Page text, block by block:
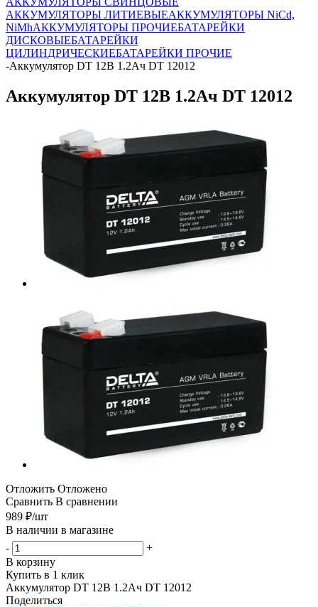
АККУМУЛЯТОРЫ ЛИТИЕВЫЕАККУМУЛЯТОРЫ NiCd,
NiMhАККУМУЛЯТОРЫ ПРОЧИЕБАТАРЕЙКИ
ДИСКОВЫЕБАТАРЕЙКИ
ЦИЛИНДРИЧЕСКИЕБАТАРЕЙКИ ПРОЧИЕ
-Аккумулятор DT 12В 1.2Ач DT 12012
Аккумулятор DT 12В 1.2Ач DT 12012
Отложить Отложено
Сравнить В сравнении
989 ₽/шт
В наличии в магазине
-
+
В корзину
Купить в 1 клик
Аккумулятор DT 12В 1.2Ач DT 12012
Поделиться